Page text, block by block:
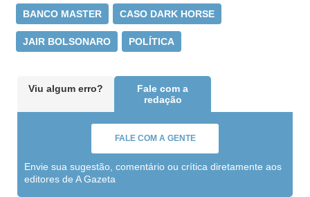
BANCO MASTER CASO DARK HORSE
JAIR BOLSONARO POLÍTICA
Viu algum erro?
Fale com a
redação
FALE COM A GENTE
Envie sua sugestão, comentário ou crítica diretamente aos
editores de A Gazeta